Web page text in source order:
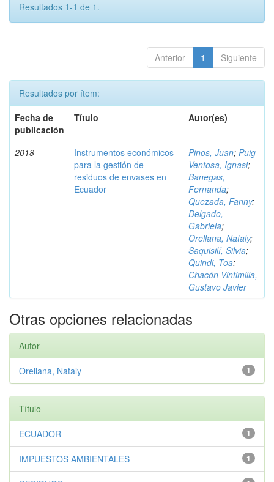
Resultados 1-1 de 1.
Anterior 1 Siguiente
Resultados por ítem:
Fecha de
publicación
Título Autor(es)
2018
Instrumentos económicos
para la gestión de
residuos de envases en
Ecuador
Pinos, Juan; Puig
Ventosa, Ignasi;
Banegas,
Fernanda;
Quezada, Fanny;
Delgado,
Gabriela;
Orellana, Nataly;
Saquisilí, Silvia;
Quindi, Toa;
Chacón Vintimilla,
Gustavo Javier
Otras opciones relacionadas
Autor
1
Orellana, Nataly
Título
1
ECUADOR
1
IMPUESTOS AMBIENTALES